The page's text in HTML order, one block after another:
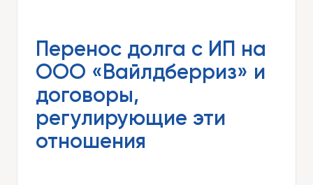
Перенос долга с ИП на
ООО «Вайлдберриз» и
договоры,
регулирующие эти
отношения